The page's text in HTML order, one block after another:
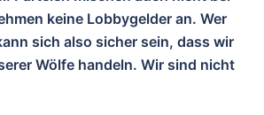
keine Lobbygelder an. Wer
sich also sicher sein, dass wir
Wölfe handeln. Wir sind nicht